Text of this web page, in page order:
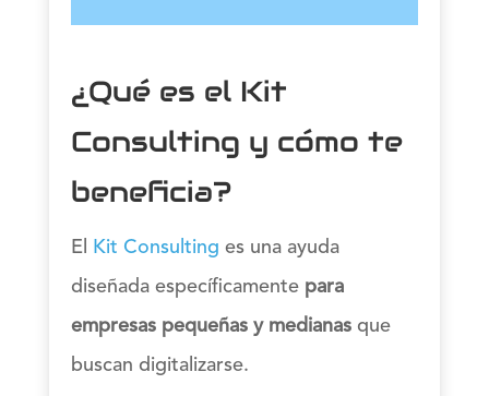
¿Qué es el Kit
Consulting y cómo te
beneficia?
El Kit Consulting es una ayuda
diseñada específicamentepara
empresas pequeñas y medianasque
buscan digitalizarse.